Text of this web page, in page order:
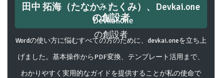
田中 拓海（たなか・たくみ）、Devkai.one
の創設者
Wordの使い方に悩むすべての方のために、devkai.oneを立ち上
げました。基本操作からPDF変換、テンプレート活用まで、
わかりやすく実用的なガイドを提供することが私の使命で